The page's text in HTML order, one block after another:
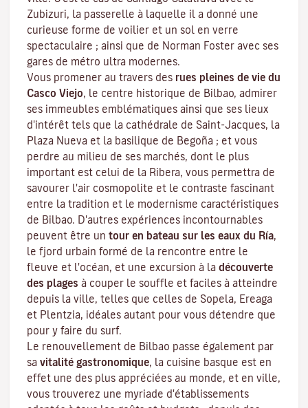
Zubizuri, la passerelle à laquelle il a donné une
curieuse forme de voilier et un sol en verre
spectaculaire ; ainsi que de Norman Foster avec ses
gares de métro ultra modernes.
Vous promener au travers des rues pleines de vie du
Casco Viejo, le centre historique de Bilbao, admirer
ses immeubles emblématiques ainsi que ses lieux
d'intérêt tels que la cathédrale de Saint-Jacques, la
Plaza Nueva et la basilique de Begoña ; et vous
perdre au milieu de ses marchés, dont le plus
important est celui de la Ribera, vous permettra de
savourer l'air cosmopolite et le contraste fascinant
entre la tradition et le modernisme caractéristiques
de Bilbao. D'autres expériences incontournables
peuvent être un tour en bateau sur les eaux du Ría,
le fjord urbain formé de la rencontre entre le
fleuve et l'océan, et une excursion à la découverte
des plages à couper le souffle et faciles à atteindre
depuis la ville, telles que celles de Sopela, Ereaga
et Plentzia, idéales autant pour vous détendre que
pour y faire du surf.
Le renouvellement de Bilbao passe également par
sa vitalité gastronomique, la cuisine basque est en
effet une des plus appréciées au monde, et en ville,
vous trouverez une myriade d'établissements